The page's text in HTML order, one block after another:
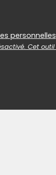
personnelles
Cet